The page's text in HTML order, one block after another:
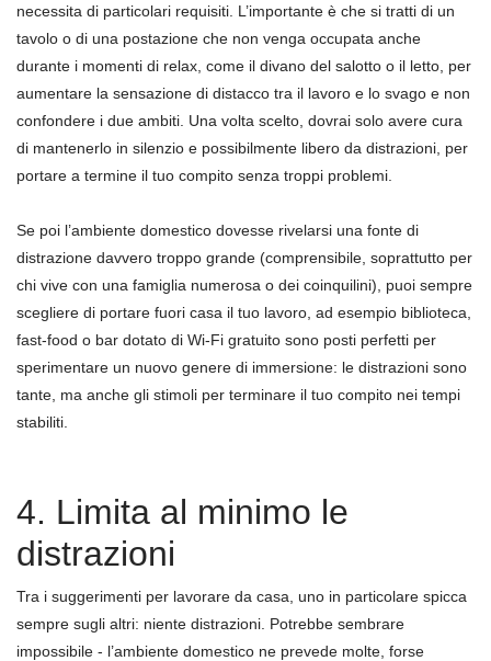
necessita di particolari requisiti. L’importante è che si tratti di un
tavolo o di una postazione che non venga occupata anche
durante i momenti di relax, come il divano del salotto o il letto, per
aumentare la sensazione di distacco tra il lavoro e lo svago e non
confondere i due ambiti. Una volta scelto, dovrai solo avere cura
di mantenerlo in silenzio e possibilmente libero da distrazioni, per
portare a termine il tuo compito senza troppi problemi.
Se poi l’ambiente domestico dovesse rivelarsi una fonte di
distrazione davvero troppo grande (comprensibile, soprattutto per
chi vive con una famiglia numerosa o dei coinquilini), puoi sempre
scegliere di portare fuori casa il tuo lavoro, ad esempio biblioteca,
fast-food o bar dotato di Wi-Fi gratuito sono posti perfetti per
sperimentare un nuovo genere di immersione: le distrazioni sono
tante, ma anche gli stimoli per terminare il tuo compito nei tempi
stabiliti.
4. Limita al minimo le
distrazioni
Tra i suggerimenti per lavorare da casa, uno in particolare spicca
sempre sugli altri: niente distrazioni. Potrebbe sembrare
impossibile - l’ambiente domestico ne prevede molte, forse